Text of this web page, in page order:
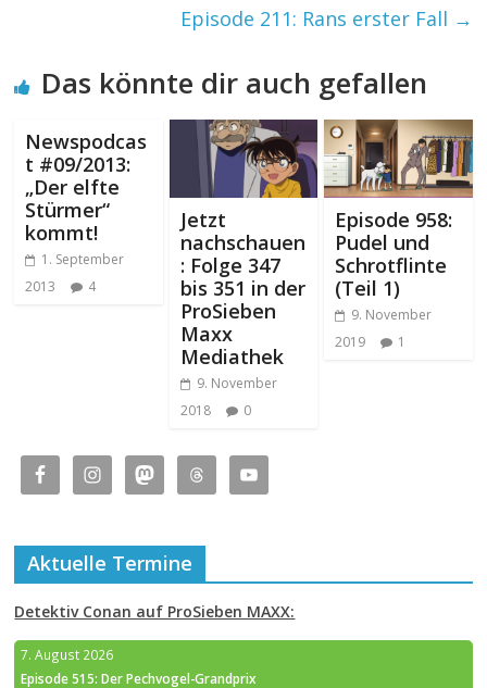
Episode 211: Rans erster Fall →
Das könnte dir auch gefallen
Newspodcas
t #09/2013:
„Der elfte
Stürmer“
kommt!
1. September
2013
4
Jetzt
nachschauen
: Folge 347
bis 351 in der
ProSieben
Maxx
Mediathek
9. November
2018
0
Episode 958:
Pudel und
Schrotflinte
(Teil 1)
9. November
2019
1
Aktuelle Termine
Detektiv Conan auf ProSieben MAXX:
7. August 2026
Episode 515: Der Pechvogel-Grandprix